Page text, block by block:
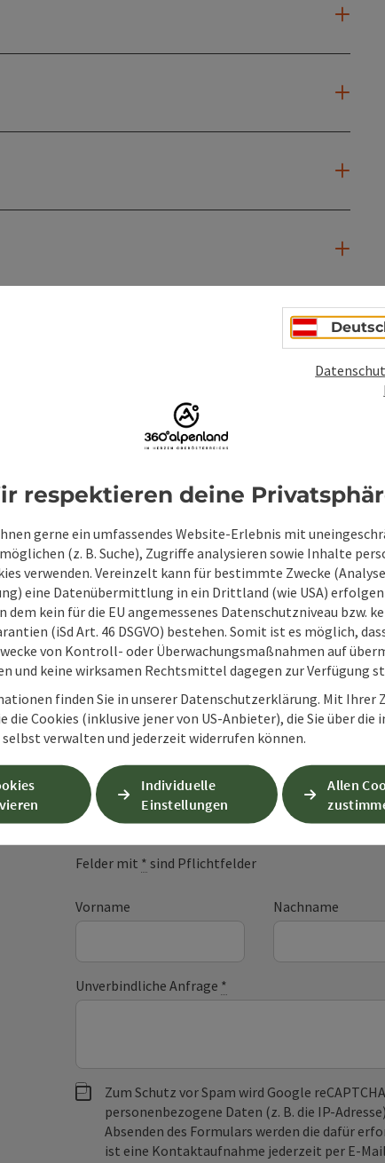
Beitrag drucken
Unverbindliche
Felder mit * sind Pflichtfelder
Vorname Nachname
Unverbindliche Anfrage *
Zum Schutz vor Spam wird Google
personenbezogene Daten (z. B. die IP-
Absenden des Formulars werden die dafür
ist eine Kontaktaufnahme jederzeit per E-
respektieren deine
gerne ein umfassendes Website-Erlebnis mit
(z. B. Suche), Zugriffe analysieren sowie Inhalte
verwenden. Vereinzelt kann für bestimmte Zwecke
eine Datenübermittlung in ein Drittland (wie USA) erfolgen
dem kein für die EU angemessenes Datenschutzniveau bzw.
(iSd Art. 46 DSGVO) bestehen. Somit ist es möglich,
von Kontroll- oder Überwachungsmaßnahmen auf
und keine wirksamen Rechtsmittel dagegen zur Verfügung
finden Sie in unserer Datenschutzerklärung. Mit Ihrer
die Cookies (inklusive jener von US-Anbieter), die Sie über die
verwalten und jederzeit widerrufen können.
Individuelle
Einstellungen
Allen